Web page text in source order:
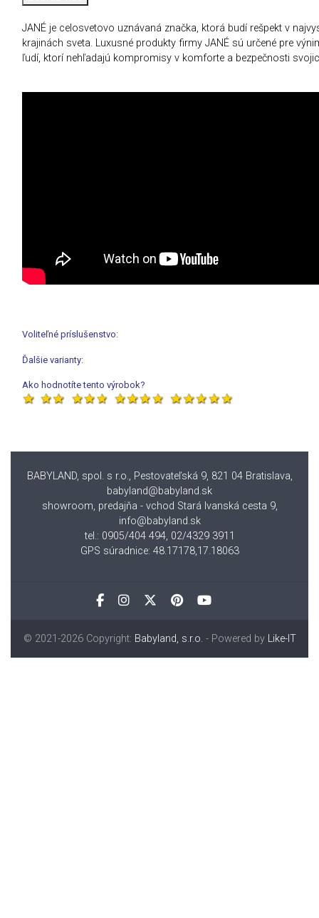
JANÉ je celosvetovo uznávaná značka, ktorá budí rešpekt v
krajinách sveta. Luxusné produkty firmy JANÉ sú určené pre
ľudí, ktorí nehľadajú kompromisy v komforte a bezpečnosti
Voliteľné príslušenstvo:
Ďalšie varianty:
Ako hodnotíte tento výrobok?
BABYLAND, spol. s r.o., Pestovateľská 9, 821 04 Bratislava,
babyland@babyland.sk
showroom, predajňa - vchod Stará Ivanská cesta 9,
info@babyland.sk
tel.: 0905/404 494, 02/4329 3911
GPS súradnice: 48.17178,17.18063
© 2021-2026 Copyright: Babyland, s.r.o. - Powered by Like-IT